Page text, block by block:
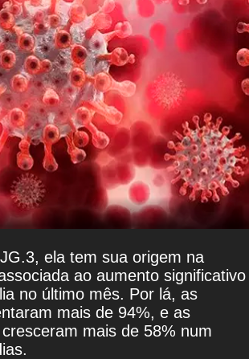
ela tem sua origem na
ao aumento significativo
no último mês. Por lá, as
mais de 94%, e as
mais de 58% num